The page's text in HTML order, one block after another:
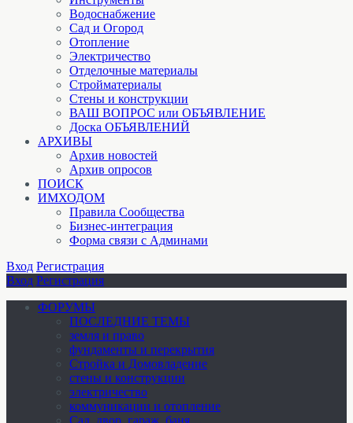
Водоснабжение
Сад и Огород
Отопление
Электричество
Отделочные материалы
Стройматериалы
Стены и конструкции
ВАШ ВОПРОС или ОБЪЯВЛЕНИЕ
Доска ОБЪЯВЛЕНИЙ
АРХИВЫ
Архив новостей
Архив опросов
ПОИСК
ИМХОДОМ
Правила Сообщества
Бизнес-интеграция
Форма связи с Админами
Вход Регистрация
Вход Регистрация
ФОРУМЫ
ПОСЛЕДНИЕ ТЕМЫ
земля и право
фундаменты и перекрытия
Стройка и Домовладение
стены и конструкции
электричество
коммуникации и отопление
Cад, двор, гараж, баня…